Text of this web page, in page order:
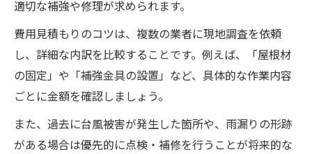
え方
湖南市の住まい向け屋根の台風対策実践法
屋根の台風対策費用と地域に適した施工選
び
湖南市で安心できる屋根の台風対策ポイン
ト
費用負担を抑える台風対策のヒント集
適切な補強や修理が求められます。
費用見積もりのコツは、複数の業者に現地調査を依頼
し、詳細な内訳を比較することです。例えば、「屋根材
の固定」や「補強金具の設置」など、具体的な作業内容
ごとに金額を確認しましょう。
また、過去に台風被害が発生した箇所や、雨漏りの形跡
がある場合は優先的に点検・補修を行うことが将来的な